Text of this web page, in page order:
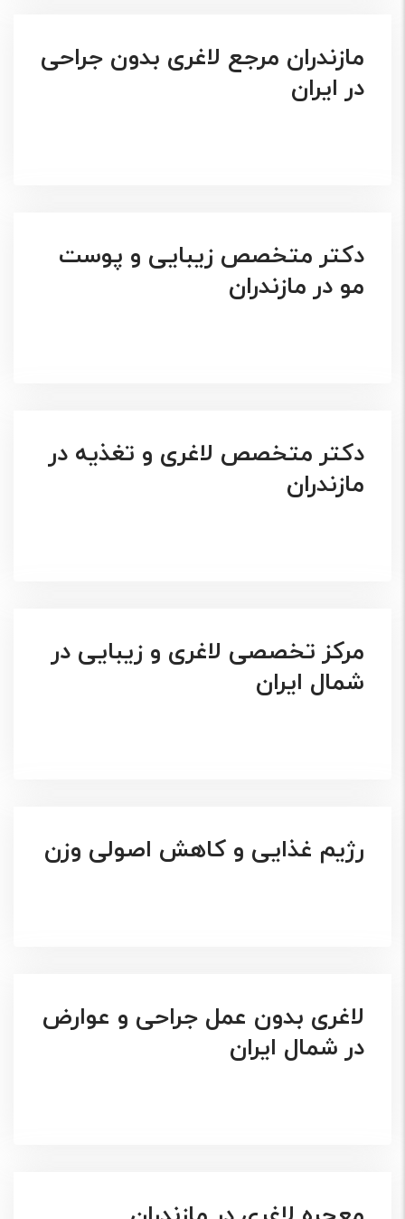
مازندران مرجع لاغری بدون جراحی
در ایران
دکتر متخصص زیبایی و پوست
مو در مازندران
دکتر متخصص لاغری و تغذیه در
مازندران
مرکز تخصصی لاغری و زیبایی در
شمال ایران
رژیم غذایی و کاهش اصولی وزن
لاغری بدون عمل جراحی و عوارض
در شمال ایران